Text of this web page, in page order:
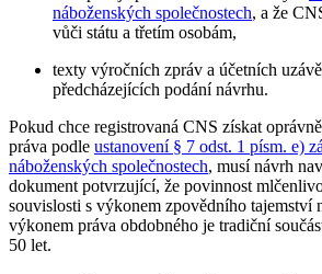
náboženských společnostech, a že
vůči státu a třetím osobám,
texty výročních zpráv a účetních
předcházejících podání návrhu.
Pokud chce registrovaná CNS získat
práva podle ustanovení § 7 odst. 1 písm. e)
náboženských společnostech, musí návrh
dokument potvrzující, že povinnost
souvislosti s výkonem zpovědního tajemství
výkonem práva obdobného je tradiční
50 let.